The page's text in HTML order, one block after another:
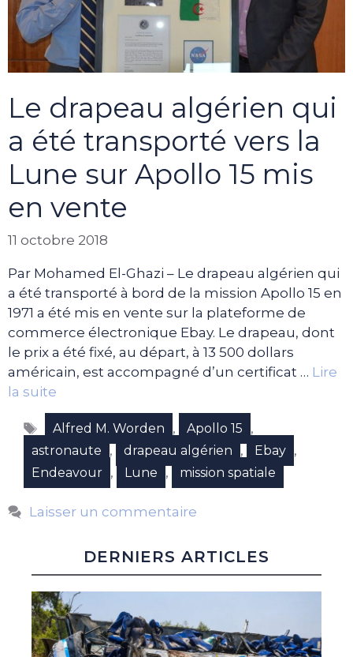
Le drapeau algérien qui
a été transporté vers la
Lune sur Apollo 15 mis
en vente
11 octobre 2018
Par Mohamed El-Ghazi – Le drapeau algérien qui
a été transporté à bord de la mission Apollo 15 en
1971 a été mis en vente sur la plateforme de
commerce électronique Ebay. Le drapeau, dont
le prix a été fixé, au départ, à 13 500 dollars
américain, est accompagné d’un certificat … Lire
la suite
Étiquettes
Alfred M. Worden , Apollo 15 ,
astronaute , drapeau algérien , Ebay ,
Endeavour , Lune , mission spatiale
Laisser un commentaire
DERNIERS ARTICLES